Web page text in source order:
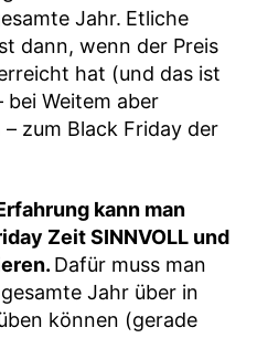
Jahr. Etliche
dann, wenn der Preis
hat (und das ist
bei Weitem aber
zum Black Friday der
kann man
Zeit SINNVOLL und
Dafür muss man
Jahr über in
können (gerade